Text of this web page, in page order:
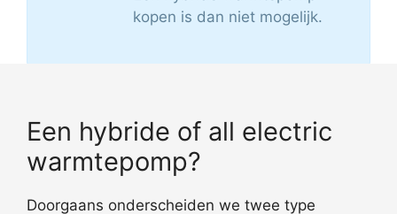
kopen is dan niet mogelijk.
Een hybride of all electric
warmtepomp?
Doorgaans onderscheiden we twee type